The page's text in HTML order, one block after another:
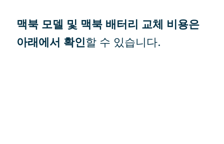
맥북 모델 및 맥북 배터리 교체 비용은
아래에서 확인할 수 있습니다.